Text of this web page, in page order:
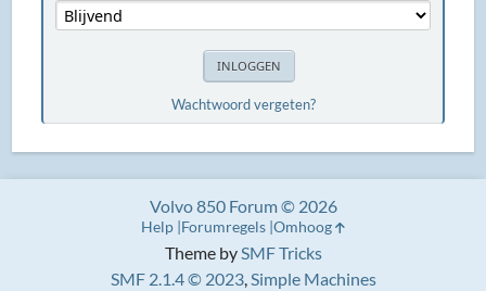
Wachtwoord vergeten?
Theme bySMF Tricks
SMF 2.1.4 © 2023,Simple Machines
Volvo 850 Forum © 2026
Help Forumregels Omhoog